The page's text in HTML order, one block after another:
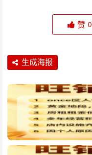
赞 0
生成海报